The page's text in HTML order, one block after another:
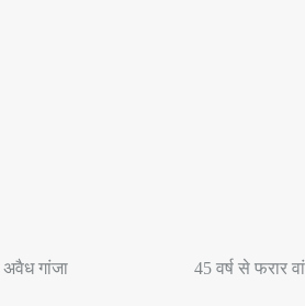
अवैध गांजा
45 वर्ष से फरार